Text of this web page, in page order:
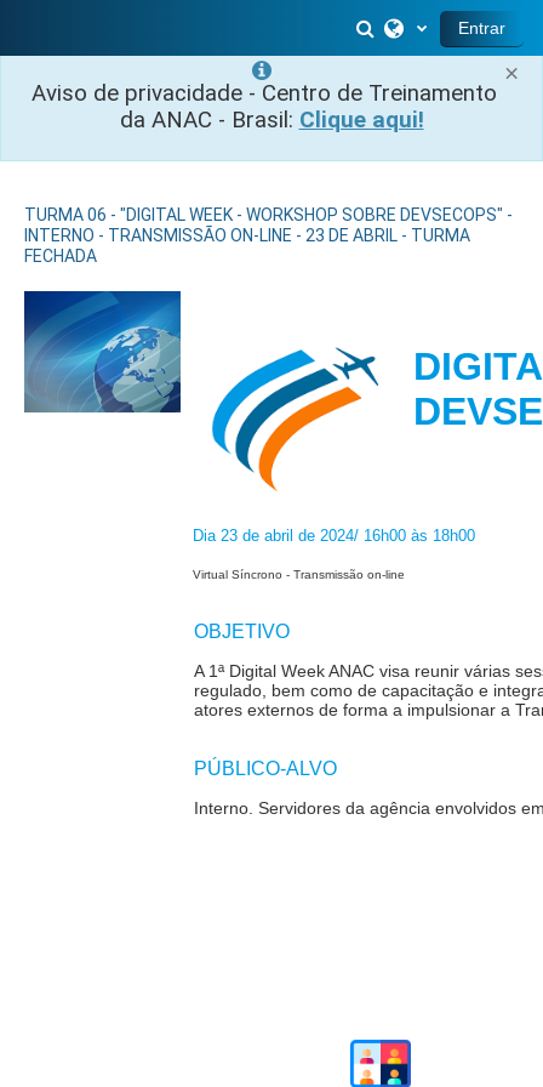
×
Aviso de privacidade - Centro de Treinamento
da ANAC - Brasil: Clique aqui!
Alternar entrada
Entrar
TURMA 06 - "DIGITAL WEEK - WORKSHOP SOBRE DEVSECOPS" -
INTERNO - TRANSMISSÃO ON-LINE - 23 DE ABRIL - TURMA
FECHADA
Dia 23 de abril de 2024/ 16h00 às 18h00
Virtual Síncrono - Transmissão on-line
OBJETIVO
A 1ªDigital Week ANAC visa reunir várias
regulado, bem como de capacitação e
atores externos de forma a impulsionar a
PÚBLICO-ALVO
Interno. Servidores da agência envolvidos